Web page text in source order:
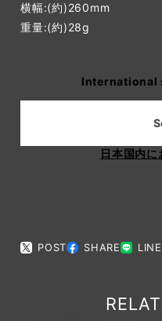
横幅:(約)260mm
重量:(約)28g
International
日本国内に
POST SHARE LINE